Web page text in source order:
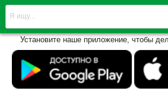
Установите наше приложение, чтобы